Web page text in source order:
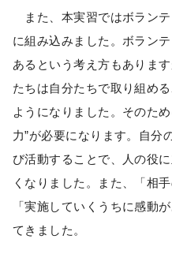
また、本実習ではボラン
に組み込みました。ボラン
あるという考え方もありま
たちは自分たちで取り組め
ようになりました。そのた
力”が必要になります。自分
び活動することで、人の役
くなりました。また、「相
「実施していくうちに感動
てきました。